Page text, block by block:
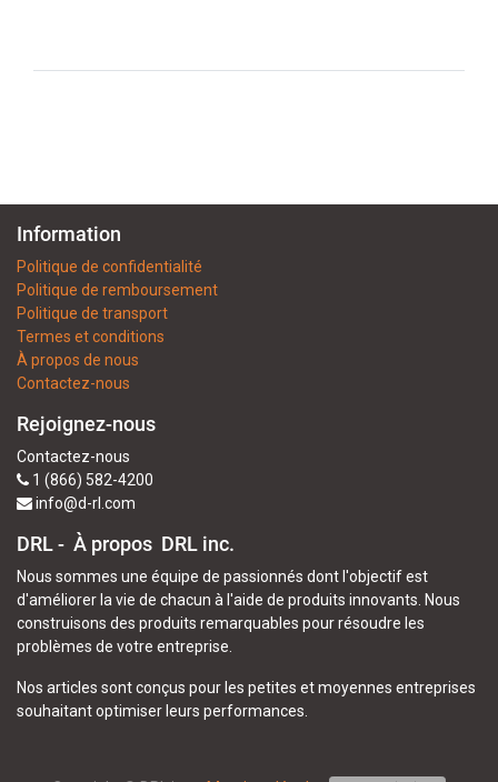
Information
Politique de confidentialité
Politique de remboursement
Politique de transport
Termes et conditions
À propos de nous
Contactez-nous
Rejoignez-nous
Contactez-nous
1 (866) 582-4200
info@d-rl.com
DRL - À propos DRL inc.
Nous sommes une équipe de passionnés dont l'objectif est
d'améliorer la vie de chacun à l'aide de produits innovants. Nous
construisons des produits remarquables pour résoudre les
problèmes de votre entreprise.
Nos articles sont conçus pour les petites et moyennes entreprises
souhaitant optimiser leurs performances.